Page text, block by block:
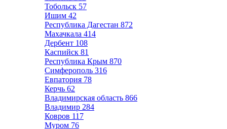
Тобольск 57
Ишим 42
Республика Дагестан 872
Махачкала 414
Дербент 108
Каспийск 81
Республика Крым 870
Симферополь 316
Евпатория 78
Керчь 62
Владимирская область 866
Владимир 284
Ковров 117
Муром 76